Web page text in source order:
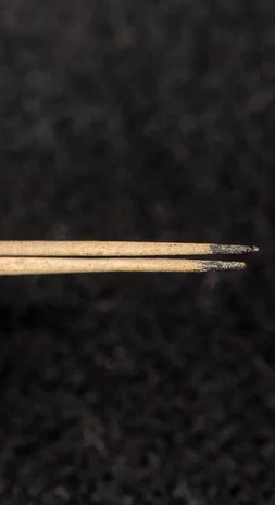
2 тисяч років тому. До
на тисячу років
для розуміння
населення зростала.
копію таблиці Менделєєва